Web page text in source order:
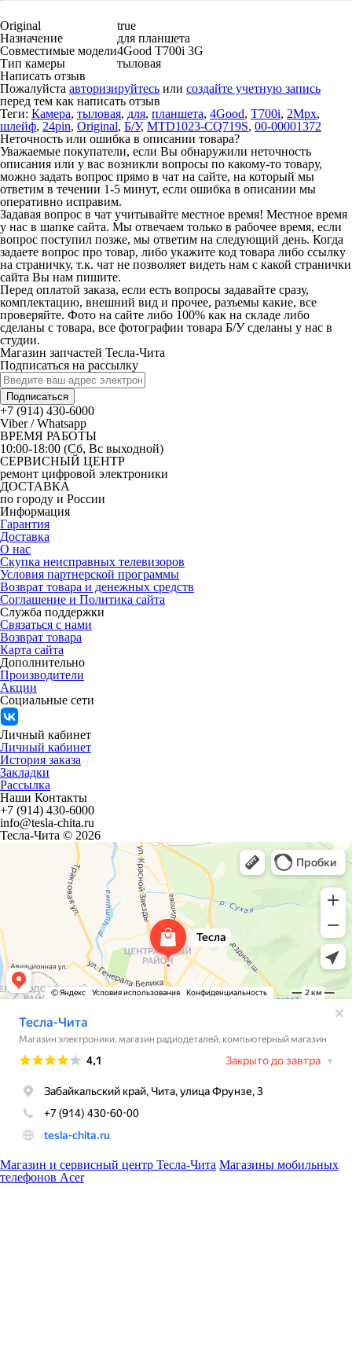
Original
true
Назначение
для планшета
Совместимые модели4Good T700i 3G
Тип камеры
тыловая
Написать отзыв
Пожалуйста авторизируйтесь или создайте учетную запись
перед тем как написать отзыв
Теги: Камера, тыловая, для, планшета, 4Good, T700i, 2Mpx,
шлейф, 24pin, Original, Б/У, MTD1023-CQ719S, 00-00001372
Неточность или ошибка в описании товара?
Уважаемые покупатели, если Вы обнаружили неточность
описания или у вас возникли вопросы по какому-то товару,
можно задать вопрос прямо в чат на сайте, на который мы
ответим в течении 1-5 минут, если ошибка в описании мы
оперативно исправим.
Задавая вопрос в чат учитывайте местное время! Местное время
у нас в шапке сайта. Мы отвечаем только в рабочее время, если
вопрос поступил позже, мы ответим на следующий день. Когда
задаете вопрос про товар, либо укажите код товара либо ссылку
на страничку, т.к. чат не позволяет видеть нам с какой странички
сайта Вы нам пишите.
Перед оплатой заказа, если есть вопросы задавайте сразу,
комплектацию, внешний вид и прочее, разъемы какие, все
проверяйте. Фото на сайте либо 100% как на складе либо
сделаны с товара, все фотографии товара Б/У сделаны у нас в
студии.
Магазин запчастей Тесла-Чита
Подписаться на рассылку
Подписаться
+7 (914) 430-6000
Viber / Whatsapp
ВРЕМЯ РАБОТЫ
10:00-18:00 (Сб, Вс выходной)
СЕРВИСНЫЙ ЦЕНТР
ремонт цифровой электроники
ДОСТАВКА
по городу и России
Информация
Гарантия
Доставка
О нас
Скупка неисправных телевизоров
Условия партнерской программы
Возврат товара и денежных средств
Соглашение и Политика сайта
Служба поддержки
Связаться с нами
Возврат товара
Карта сайта
Дополнительно
Производители
Акции
Социальные сети
Личный кабинет
Личный кабинет
История заказа
Закладки
Рассылка
Наши Контакты
+7 (914) 430-6000
info@tesla-chita.ru
Тесла-Чита © 2026
Магазин и сервисный центр Тесла-Чита Магазины мобильных
телефонов Acer